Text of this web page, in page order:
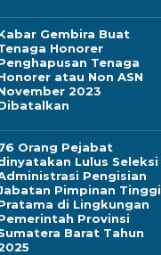
Gembira Buat
Honorer
Tenaga
atau Non ASN
2023
Orang Pejabat
Lulus Seleksi
Pengisian
Pimpinan Tinggi
di Lingkungan
Provinsi
Barat Tahun